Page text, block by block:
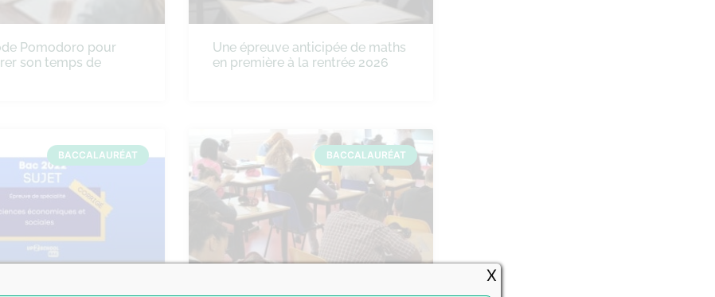
Pomodoro pour
son temps de
Une épreuve anticipée de maths
en première à la rentrée 2026
BACCALAURÉAT BACCALAURÉAT
X